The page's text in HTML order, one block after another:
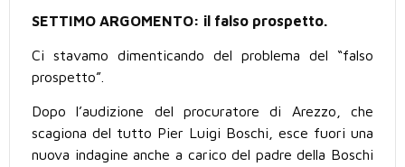
SETTIMO ARGOMENTO: il falso prospetto.
Ci stavamo dimenticando del problema del “falso
prospetto”.
Dopo l’audizione del procuratore di Arezzo, che
scagiona del tutto Pier Luigi Boschi, esce fuori una
nuova indagine anche a carico del padre della Boschi